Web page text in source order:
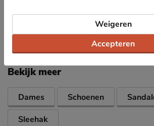
Over Dolcis
Bekijk meer
Dames Schoenen
Sleehak
Accepteren
Weigeren